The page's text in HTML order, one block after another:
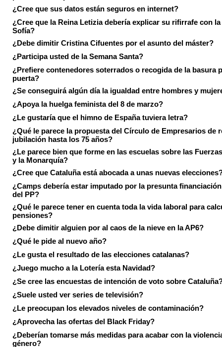
¿Cree que sus datos están seguros en internet?
¿Cree que la Reina Letizia debería explicar su rifirrafe con la
Sofía?
¿Debe dimitir Cristina Cifuentes por el asunto del máster?
¿Participa usted de la Semana Santa?
¿Prefiere contenedores soterrados o recogida de la basura
puerta?
¿Se conseguirá algún día la igualdad entre hombres y
¿Apoya la huelga feminista del 8 de marzo?
¿Le gustaría que el himno de España tuviera letra?
¿Qué le parece la propuesta del Círculo de Empresarios de
jubilación hasta los 75 años?
¿Le parece bien que forme en las escuelas sobre las
y la Monarquía?
¿Cree que Cataluña está abocada a unas nuevas
¿Camps debería estar imputado por la presunta
del PP?
¿Qué le parece tener en cuenta toda la vida laboral para
pensiones?
¿Debe dimitir alguien por al caos de la nieve en la AP6?
¿Qué le pide al nuevo año?
¿Le gusta el resultado de las elecciones catalanas?
¿Juego mucho a la Lotería esta Navidad?
¿Se cree las encuestas de intención de voto sobre
¿Suele usted ver series de televisión?
¿Le preocupan los elevados niveles de contaminación?
¿Aprovecha las ofertas del Black Friday?
¿Deberían tomarse más medidas para acabar con la
género?